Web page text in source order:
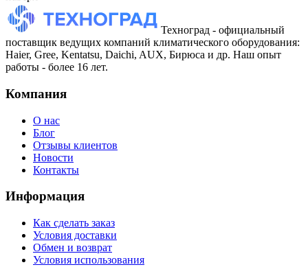
Техноград - официальный
поставщик ведущих компаний климатического оборудования:
Haier, Gree, Kentatsu, Daichi, AUX, Бирюса и др. Наш опыт
работы - более 16 лет.
Компания
О нас
Блог
Отзывы клиентов
Новости
Контакты
Информация
Как сделать заказ
Условия доставки
Обмен и возврат
Условия использования